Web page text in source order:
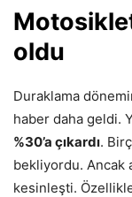
oldu
Duraklama
haber daha geldi.
%30’a çıkardı.
bekliyordu. Ancak
kesinleşti.